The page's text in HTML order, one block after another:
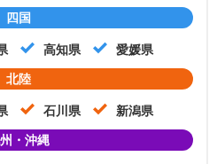
四国
高知県 愛媛県
北陸
石川県 新潟県
・沖縄